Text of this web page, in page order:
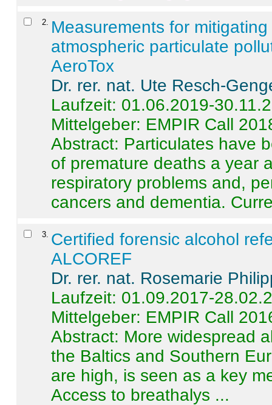
2
Measurements for
atmospheric particulate
AeroTox
Dr. rer. nat. Ute Resch-
Laufzeit: 01.06.2019-
Mittelgeber: EMPIR Call
Abstract: Particulates have
of premature deaths a year
respiratory problems and,
cancers and dementia.
3 Certified forensic alcohol
ALCOREF
Dr. rer. nat. Rosemarie
Laufzeit: 01.09.2017-
Mittelgeber: EMPIR Call
Abstract: More widespread
the Baltics and Southern
are high, is seen as a key
Access to breathalys ...